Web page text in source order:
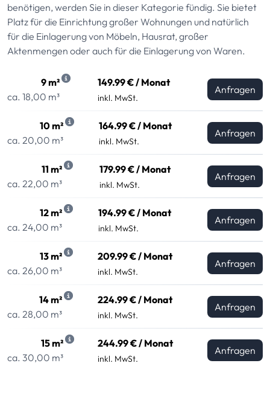
benötigen, werden Sie in dieser Kategorie fündig. Sie bietet
Platz für die Einrichtung großer Wohnungen und natürlich
für die Einlagerung von Möbeln, Hausrat, großer
Aktenmengen oder auch für die Einlagerung von Waren.
9 m²
ca. 18,00 m³
149.99 € / Monat
inkl. MwSt.
Anfragen
10 m²
ca. 20,00 m³
164.99 € / Monat
inkl. MwSt.
Anfragen
11 m²
ca. 22,00 m³
179.99 € / Monat
inkl. MwSt.
Anfragen
12 m²
ca. 24,00 m³
194.99 € / Monat
inkl. MwSt.
Anfragen
13 m²
ca. 26,00 m³
209.99 € / Monat
inkl. MwSt.
Anfragen
14 m²
ca. 28,00 m³
224.99 € / Monat
inkl. MwSt.
Anfragen
15 m²
ca. 30,00 m³
244.99 € / Monat
inkl. MwSt.
Anfragen